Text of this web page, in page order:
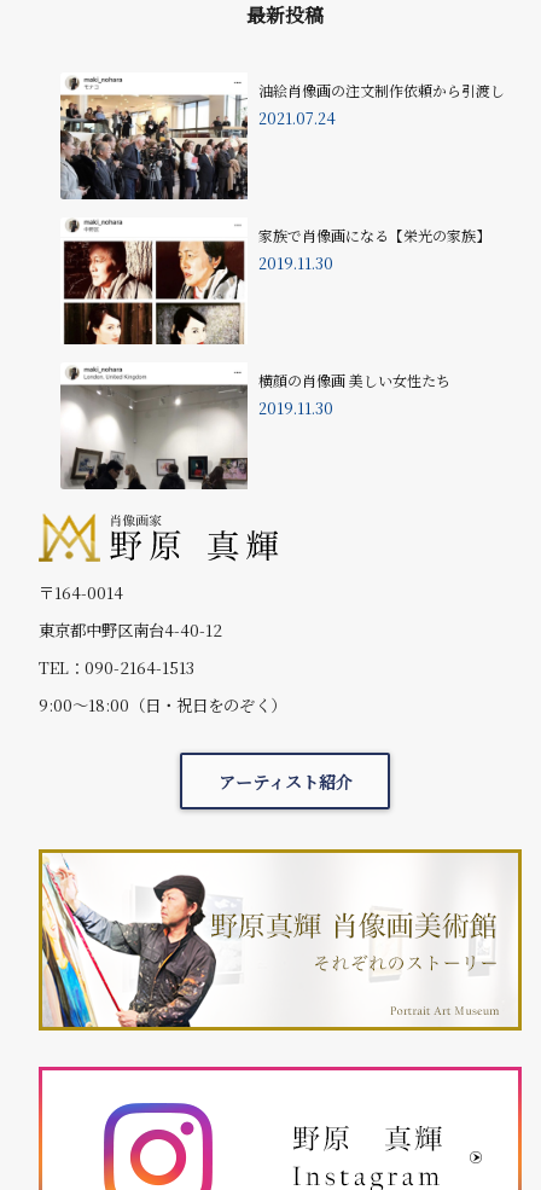
最新投稿
油絵肖像画の注文制作依頼から引渡し
2021.07.24
家族で肖像画になる【栄光の家族】
2019.11.30
横顔の肖像画 美しい女性たち
2019.11.30
〒164-0014
東京都中野区南台4-40-12
TEL：090-2164-1513
9:00～18:00（日・祝日をのぞく）
アーティスト紹介